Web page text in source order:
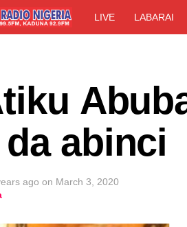
LIVE LABARAI
abinci
ago on March 3, 2020